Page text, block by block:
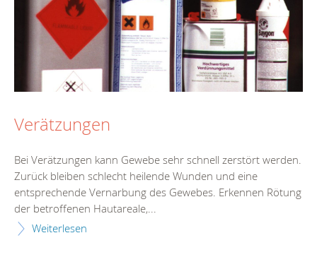
Verätzungen
Bei Verätzungen kann Gewebe sehr schnell zerstört werden.
Zurück bleiben schlecht heilende Wunden und eine
entsprechende Vernarbung des Gewebes. Erkennen Rötung
der betroffenen Hautareale,...
Weiterlesen